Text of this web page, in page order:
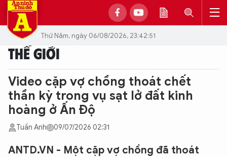
Thứ Năm, ngày 06/08/2026, 23:42:51
THẾ GIỚI
Video cặp vợ chồng thoát chết
thần kỳ trong vụ sạt lở đất kinh
hoàng ở Ấn Độ
Tuấn Anh 09/07/2026 02:31
ANTD.VN - Một cặp vợ chồng đã thoát